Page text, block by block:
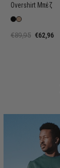
Overshirt Μπέζ
€89,95 €62,96